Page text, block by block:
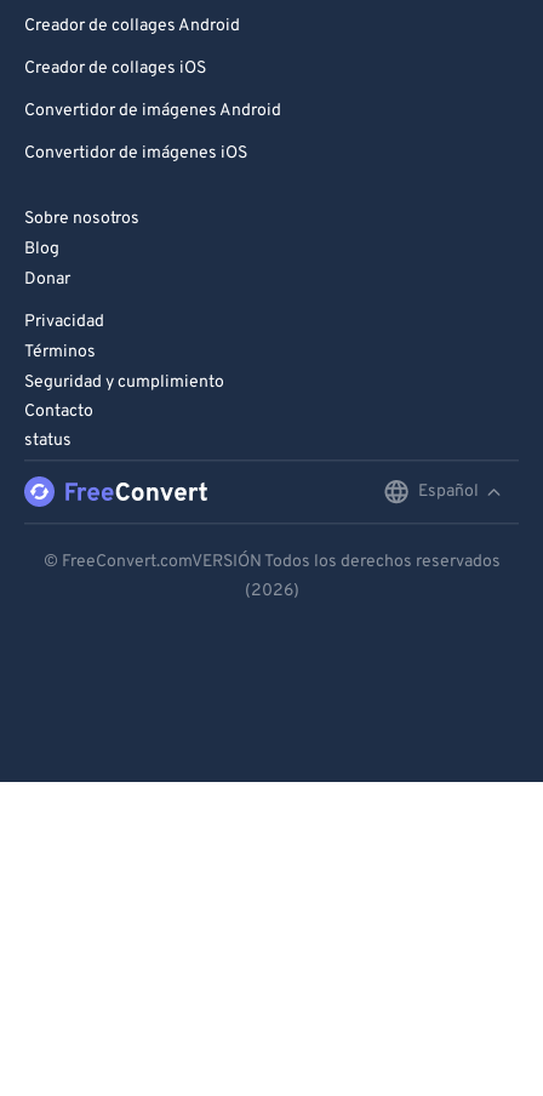
Creador de collages Android
Creador de collages iOS
Convertidor de imágenes Android
Convertidor de imágenes iOS
Sobre nosotros
Blog
Donar
Privacidad
Términos
Seguridad y cumplimiento
Contacto
status
Español
Español
© FreeConvert.comVERSIÓN Todos los derechos reservados
(2026)